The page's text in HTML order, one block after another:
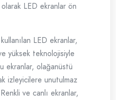
LED ekranlar ön
LED ekranlar,
yüksek teknolojisiyle
ekranlar, olağanüstü
izleyicilere unutulmaz
ve canlı ekranlar,